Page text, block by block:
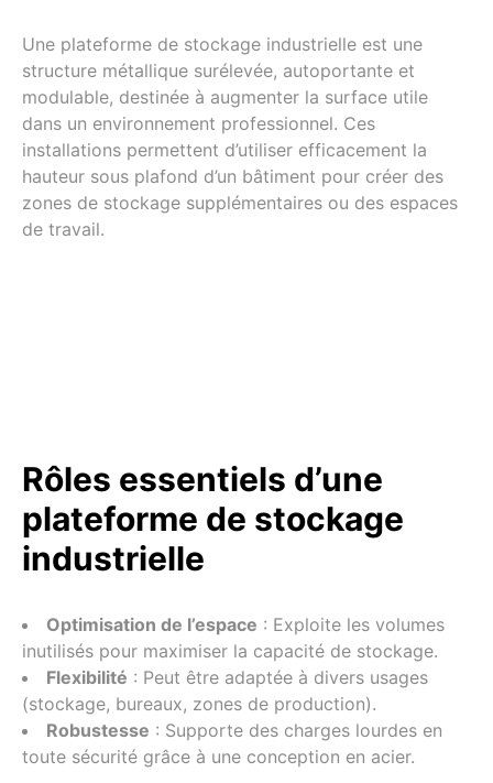
Une plateforme de stockage industrielle est une
structure métallique surélevée, autoportante et
modulable, destinée à augmenter la surface utile
dans un environnement professionnel. Ces
installations permettent d’utiliser efficacement la
hauteur sous plafond d’un bâtiment pour créer des
zones de stockage supplémentaires ou des espaces
de travail.
Rôles essentiels d’une
plateforme de stockage
industrielle
Optimisation de l’espace : Exploite les volumes
inutilisés pour maximiser la capacité de stockage.
Flexibilité : Peut être adaptée à divers usages
(stockage, bureaux, zones de production).
Robustesse : Supporte des charges lourdes en
toute sécurité grâce à une conception en acier.